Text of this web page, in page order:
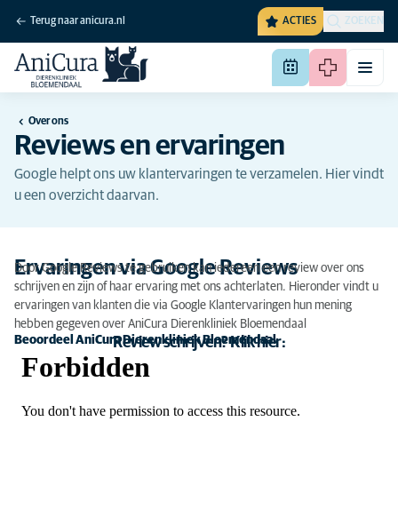
Terug naar anicura.nl ACTIES ZOEKEN
Over ons
Reviews en ervaringen
Google helpt ons uw klantervaringen te verzamelen. Hier vindt
u een overzicht daarvan.
Ervaringen via Google Reviews
Door Google Reviews te gebruiken kan iedereen een review over ons
schrijven en zijn of haar ervaring met ons achterlaten. Hieronder vindt u
ervaringen van klanten die via Google Klantervaringen hun mening
hebben gegeven over AniCura Dierenkliniek Bloemendaal
Review schrijven? Klik hier:
Beoordeel AniCura Dierenkliniek Bloemendaal